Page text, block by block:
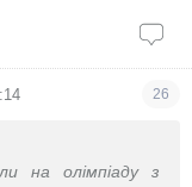
26
на олімпіаду з